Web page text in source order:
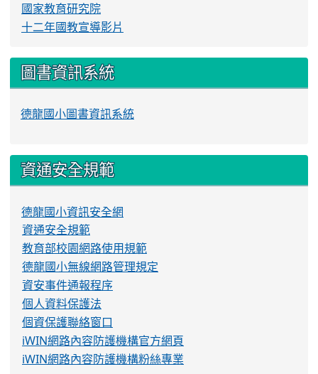
國家教育研究院
十二年國教宣導影片
圖書資訊系統
德龍國小圖書資訊系統
資通安全規範
德龍國小資訊安全網
資通安全規範
教育部校園網路使用規範
德龍國小無線網路管理規定
資安事件通報程序
個人資料保護法
個資保護聯絡窗口
iWIN網路內容防護機構官方網頁
iWIN網路內容防護機構粉絲專業